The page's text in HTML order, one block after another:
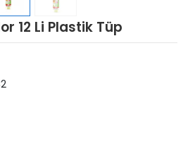
12 Li Plastik Tüp